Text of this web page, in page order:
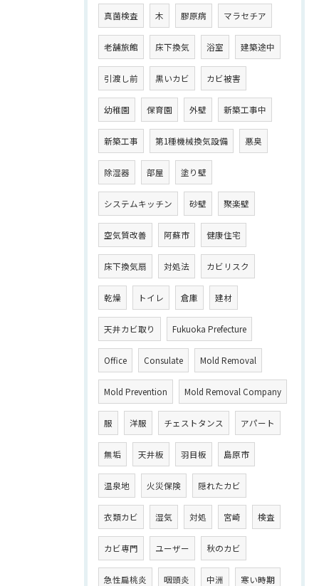
真菌検査 木 膠原病 マラセチア
老舗旅館 床下換気 浴室 建築途中
引渡し前 黒いカビ カビ被害
幼稚園 保育園 外壁 新築工事中
新築工事 第1種機械換気設備 悪臭
除湿器 部屋 塗り壁
システムキッチン 砂壁 聚楽壁
空気質改善 阿蘇市 健康住宅
床下換気扇 対処法 カビリスク
乾燥 トイレ 倉庫 建材
天井カビ取り Fukuoka Prefecture
Office Consulate Mold Removal
Mold Prevention Mold Removal Company
服 洋服 チェストタンス アパート
無垢 天井板 羽目板 島原市
温泉地 火災保険 隠れたカビ
衣類カビ 湿気 対処 宮崎 検査
カビ専門 ユーザー 秋のカビ
急性扁桃炎 咽頭炎 中洲 寒い時期